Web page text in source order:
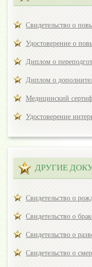
Свидетельство о
Удостоверение о
Диплом о
Диплом о
Медицинский
Удостоверение
ДРУГИЕ
Свидетельство о
Свидетельство о
Свидетельство о
Свидетельство о